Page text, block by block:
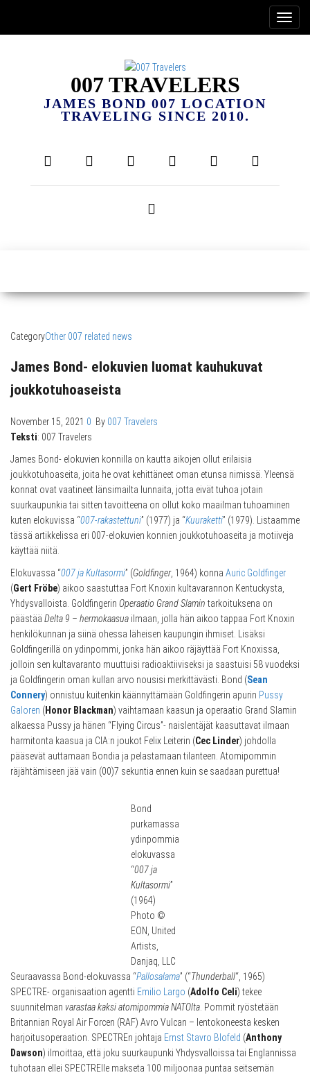
007 TRAVELERS
JAMES BOND 007 LOCATION
TRAVELING SINCE 2010.
CategoryOther 007 related news
James Bond- elokuvien luomat kauhukuvat
joukkotuhoaseista
November 15, 2021 0 By 007 Travelers
Teksti: 007 Travelers
James Bond- elokuvien konnilla on kautta aikojen ollut erilaisia
joukkotuhoaseita, joita he ovat kehittäneet oman etunsa nimissä. Yleensä
konnat ovat vaatineet länsimailta lunnaita, jotta eivät tuhoa jotain
suurkaupunkia tai sitten tavoitteena on ollut koko maailman tuhoaminen
kuten elokuvissa “007-rakastettuni” (1977) ja “Kuuraketti” (1979). Listaamme
tässä artikkelissa eri 007-elokuvien konnien joukkotuhoaseita ja motiiveja
käyttää niitä.
Elokuvassa “007 ja Kultasormi” (Goldfinger, 1964) konna Auric Goldfinger
(Gert Fröbe) aikoo saastuttaa Fort Knoxin kultavarannon Kentuckysta,
Yhdysvalloista. Goldfingerin Operaatio Grand Slamin tarkoituksena on
päästää Delta 9 – hermokaasua ilmaan, jolla hän aikoo tappaa Fort Knoxin
henkilökunnan ja siinä ohessa läheisen kaupungin ihmiset. Lisäksi
Goldfingerillä on ydinpommi, jonka hän aikoo räjäyttää Fort Knoxissa,
jolloin sen kultavaranto muuttuisi radioaktiiviseksi ja saastuisi 58 vuodeksi
ja Goldfingerin oman kullan arvo nousisi merkittävästi. Bond (Sean
Connery) onnistuu kuitenkin käännyttämään Goldfingerin apurin Pussy
Galoren (Honor Blackman) vaihtamaan kaasun ja operaatio Grand Slamin
alkaessa Pussy ja hänen “Flying Circus”- naislentäjät kaasuttavat ilmaan
harmitonta kaasua ja CIA:n joukot Felix Leiterin (Cec Linder) johdolla
pääsevät auttamaan Bondia ja pelastamaan tilanteen. Atomipommin
räjähtämiseen jää vain (00)7 sekuntia ennen kuin se saadaan purettua!
Bond
purkamassa
ydinpommia
elokuvassa
“007 ja
Kultasormi”
(1964)
Photo ©
EON, United
Artists,
Danjaq, LLC
Seuraavassa Bond-elokuvassa “Pallosalama” (“Thunderball“, 1965)
SPECTRE- organisaation agentti Emilio Largo (Adolfo Celi) tekee
suunnitelman varastaa kaksi atomipommia NATOlta . Pommit ryöstetään
Britannian Royal Air Forcen (RAF) Avro Vulcan – lentokoneesta kesken
harjoitusoperaation. SPECTREn johtaja Ernst Stavro Blofeld (Anthony
Dawson) ilmoittaa, että joku suurkaupunki Yhdysvalloissa tai Englannissa
tuhotaan ellei SPECTRElle makseta 100 miljoonaa puntaa seitsemän